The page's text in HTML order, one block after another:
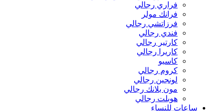
فراري رجالي
فرانك مولر
فرزاتشي رجالي
فندي رجالي
كارتير رجالي
كاريرا رجالي
كاسيو
كروم رجالي
لونجين رجالي
مون بلانك رجالي
هوبلت رجالي
ساعات للنساء